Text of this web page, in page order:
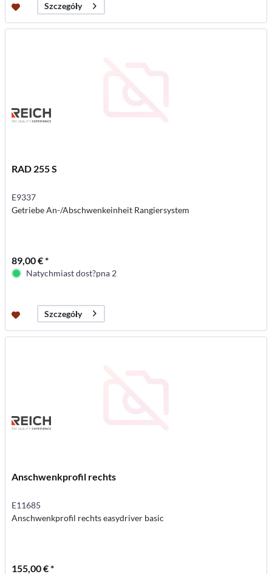
Szczegóły
RAD 255 S
E9337
Getriebe An-/Abschwenkeinheit Rangiersystem
89,00 € *
Natychmiast dost?pna 2
Szczegóły
Anschwenkprofil rechts
E11685
Anschwenkprofil rechts easydriver basic
155,00 € *